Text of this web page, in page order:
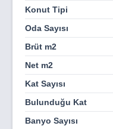
EBEVEYN BANYOSU
GİYİNME ODASI
WC
ORTAK BANYO
KAPALI ÇİFT BALKON
ASMA TAVAN
Konut Tipi
Oda Sayısı
Brüt m2
Net m2
Kat Sayısı
Bulunduğu Kat
Banyo Sayısı